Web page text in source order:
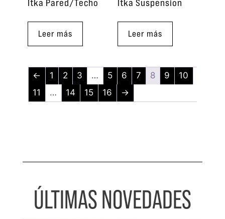
Itka Pared/Techo
Leer más
Itka Suspension
Leer más
← 1 2 3 … 5 6 7 8 9
10
11
… 14 15 16 →
ÚLTIMAS NOVEDADES